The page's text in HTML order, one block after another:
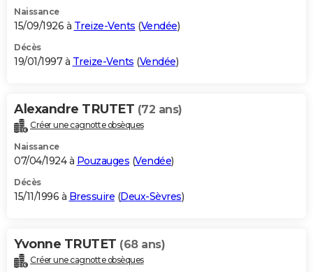
Naissance
15/09/1926 à Treize-Vents (Vendée)
Décès
19/01/1997 à Treize-Vents (Vendée)
Alexandre TRUTET (72 ans)
Créer une cagnotte obsèques
Naissance
07/04/1924 à Pouzauges (Vendée)
Décès
15/11/1996 à Bressuire (Deux-Sèvres)
Yvonne TRUTET (68 ans)
Créer une cagnotte obsèques